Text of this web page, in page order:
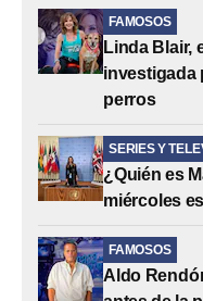
FAMOSOS
Linda Blair,
investigada
perros
SERIES Y
¿Quién es
miércoles
FAMOSOS
Aldo